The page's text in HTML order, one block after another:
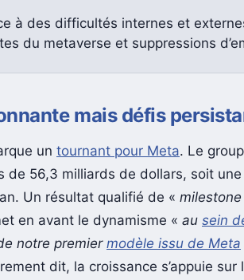
à des difficultés internes et
du metaverse et suppressions
mais défis
un tournant pour Meta. Le
de 56,3 milliards de dollars, soit
Un résultat qualifié de « milestone
en avant le dynamisme « au sein
notre premiermodèle issu de Meta
dit, la croissance s’appuie sur